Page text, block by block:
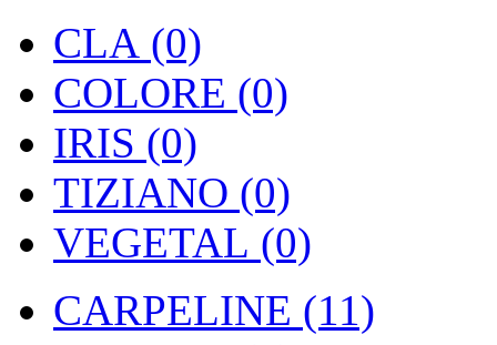
CLA (0)
COLORE (0)
IRIS (0)
TIZIANO (0)
VEGETAL (0)
CARPELINE (11)